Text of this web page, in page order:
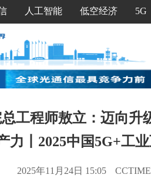
人工智能 低空经济 5G
工程师敖立：迈向升
力丨2025中国5G+工
2025年11月24日 15:05